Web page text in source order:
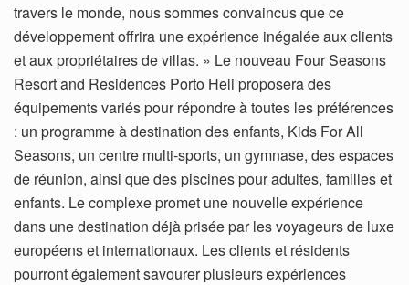
travers le monde, nous sommes convaincus que ce
développement offrira une expérience inégalée aux clients
et aux propriétaires de villas. » Le nouveau Four Seasons
Resort and Residences Porto Heli proposera des
équipements variés pour répondre à toutes les préférences
: un programme à destination des enfants, Kids For All
Seasons, un centre multi-sports, un gymnase, des espaces
de réunion, ainsi que des piscines pour adultes, familles et
enfants. Le complexe promet une nouvelle expérience
dans une destination déjà prisée par les voyageurs de luxe
européens et internationaux. Les clients et résidents
pourront également savourer plusieurs expériences